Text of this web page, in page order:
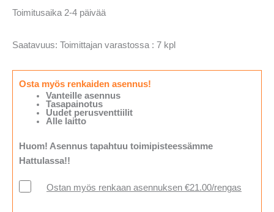
Toimitusaika 2-4 päivää
Saatavuus: Toimittajan varastossa : 7 kpl
Osta myös renkaiden asennus!
Vanteille asennus
Tasapainotus
Uudet perusventtiilit
Alle laitto
Huom! Asennus tapahtuu toimipisteessämme
Hattulassa!!
Ostan myös renkaan asennuksen €21.00/rengas